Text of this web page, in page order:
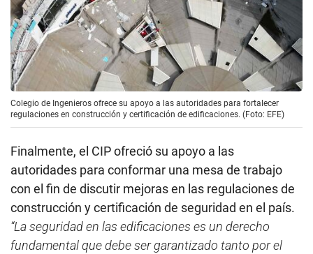
Colegio de Ingenieros ofrece su apoyo a las autoridades para fortalecer
regulaciones en construcción y certificación de edificaciones. (Foto: EFE)
Finalmente, el CIP ofreció su apoyo a las
autoridades para conformar una mesa de trabajo
con el fin de discutir mejoras en las regulaciones de
construcción y certificación de seguridad en el país.
“La seguridad en las edificaciones es un derecho
fundamental que debe ser garantizado tanto por el